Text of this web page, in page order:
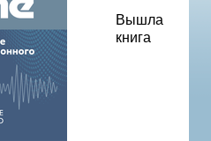
Вышла
книга